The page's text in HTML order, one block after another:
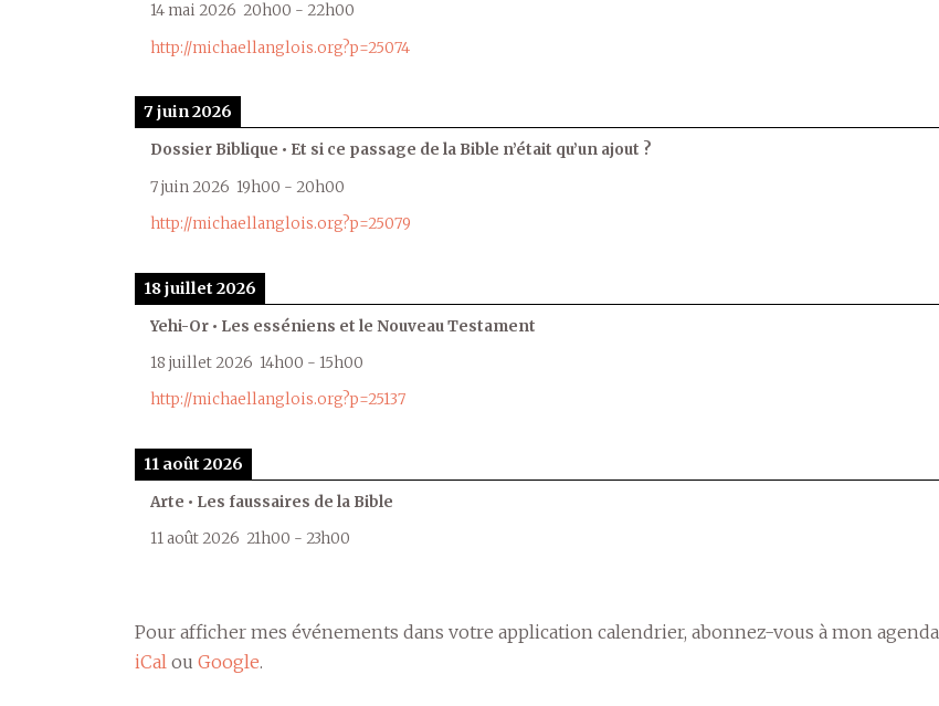
14 mai 2026 20h00 - 22h00
http://michaellanglois.org?p=25074
7 juin 2026
Dossier Biblique • Et si ce passage de la Bible n’était qu’un ajout ?
7 juin 2026 19h00 - 20h00
http://michaellanglois.org?p=25079
18 juillet 2026
Yehi-Or • Les esséniens et le Nouveau Testament
18 juillet 2026 14h00 - 15h00
http://michaellanglois.org?p=25137
11 août 2026
Arte • Les faussaires de la Bible
11 août 2026 21h00 - 23h00
Pour afficher mes événements dans votre application calendrier, abonnez-vous à mon agenda
iCal ou Google.